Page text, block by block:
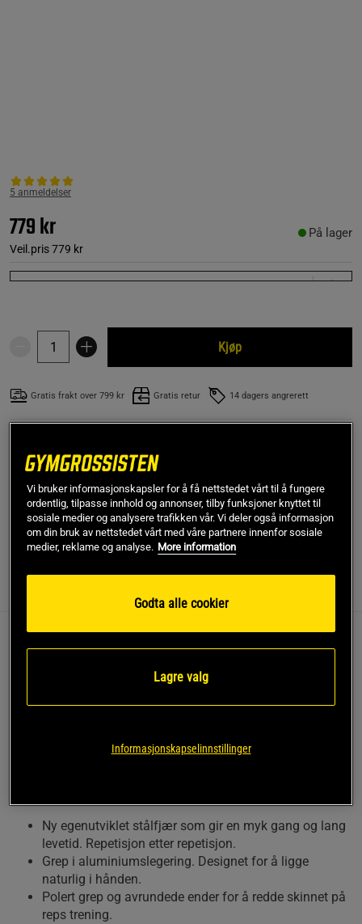
5 anmeldelser
779 kr
Veil.pris779 kr
På lager
Kjøp
Gratis frakt over 799 kr Gratis retur 14 dagers angrerett
ZENITH Fitness Grippers har en jevn og myk gang, som gjør det
vanskelig å stoppe når du først har begynt. Disse Grippers er
spesielt utviklet for flere repetisjoner.
Les mer
ZENITH Fitness Grippers har en jevn og myk gang, som gjør
Grippers er spesielt utviklet for flere repetisjoner.
Akkurat som Captains of Crush Grippers definerer
CoC linjen som en gripper designet spesielt for lengre reps
Ny egenutviklet stålfjær som gir en myk gang og lang
levetid. Repetisjon etter repetisjon.
Grep i aluminiumslegering. Designet for å ligge
naturlig i hånden.
Polert grep og avrundede ender for å redde skinnet på
reps trening.
Vi bruker informasjonskapsler for å få nettstedet vårt til å fungere
ordentlig, tilpasse innhold og annonser, tilby funksjoner knyttet til
sosiale medier og analysere trafikken vår. Vi deler også informasjon
om din bruk av nettstedet vårt med våre partnere innenfor sosiale
medier, reklame og analyse. More information
Godta alle cookier
Lagre valg
Informasjonskapselinnstillinger